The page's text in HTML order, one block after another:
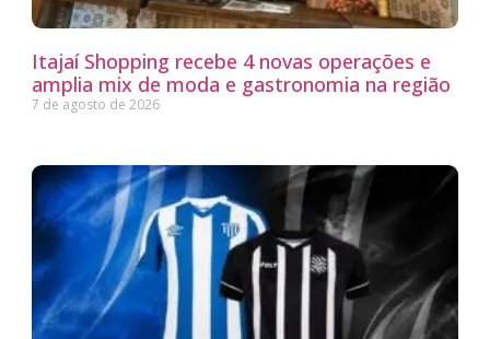
Itajaí Shopping recebe 4 novas operações e
amplia mix de moda e gastronomia na região
7 de agosto de 2026